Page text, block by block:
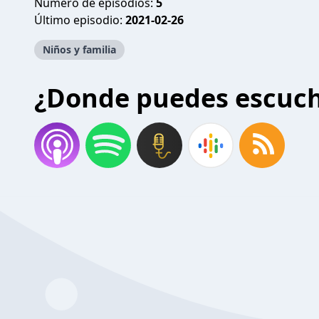
Último episodio: 2021-02-26
Niños y familia
¿Donde puedes